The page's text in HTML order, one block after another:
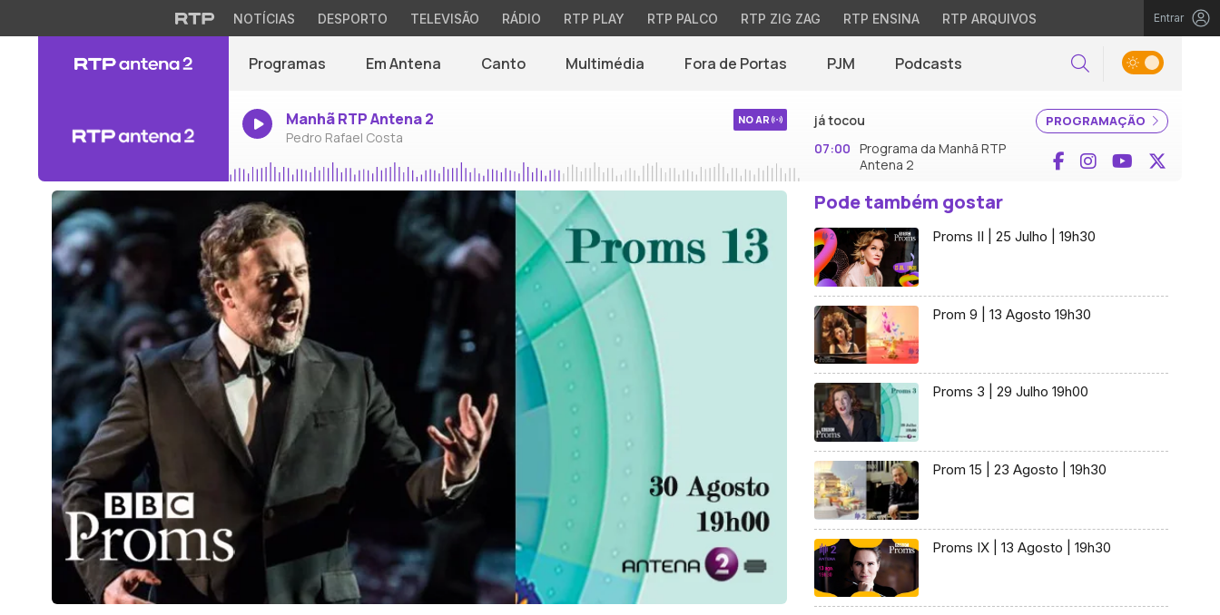
NOTÍCIAS DESPORTO TELEVISÃO RÁDIO RTP PLAY RTP PALCO RTP ZIG ZAG RTP ENSINA RTP ARQUIVOS Entrar
Programas Em Antena Canto Multimédia Fora de Portas PJM Podcasts Pesquisar
Manhã RTP Antena 2
Pedro Rafael Costa
NO AR PROGRAMAÇÃO
já tocou
07:00 Programa da Manhã RTP
Antena 2
Facebook
InstagramYouTube
Pode também gostar
Proms II | 25 Julho | 19h30
Prom 9 | 13 Agosto 19h30
Proms 3 | 29 Julho 19h00
Prom 15 | 23 Agosto | 19h30
Proms IX | 13 Agosto | 19h30